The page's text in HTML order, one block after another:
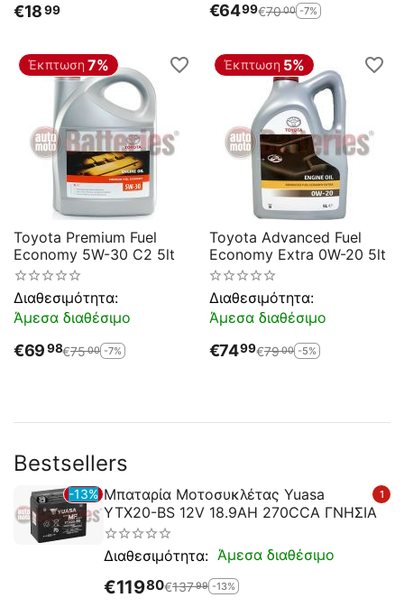
€1899 €6499€7000 -7%
Έκπτωση 7%
Toyota Premium Fuel
Economy 5W-30 C2 5lt
Διαθεσιμότητα:
Άμεσα διαθέσιμο
€6998€7500 -7%
Έκπτωση 5%
Toyota Advanced Fuel
Economy Extra 0W-20 5lt
Διαθεσιμότητα:
Άμεσα διαθέσιμο
€7499€7900 -5%
Bestsellers
13% 1
Μπαταρία Μοτοσυκλέτας Yuasa
YTX20-BS 12V 18.9AH 270CCA ΓΝΗΣΙΑ
Διαθεσιμότητα: Άμεσα διαθέσιμο
€11980€13799 -13%